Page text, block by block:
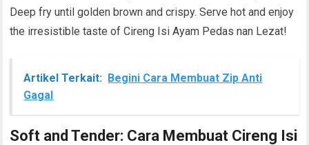
Deep fry until golden brown and crispy. Serve hot and enjoy
the irresistible taste of Cireng Isi Ayam Pedas nan Lezat!
Artikel Terkait: Begini Cara Membuat Zip Anti
Gagal
Soft and Tender: Cara Membuat Cireng Isi